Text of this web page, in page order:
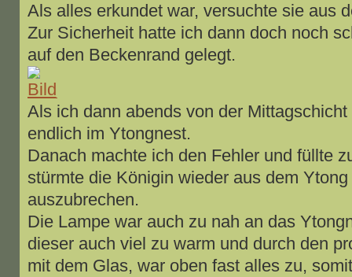
Als alles erkundet war, versuchte sie aus
Zur Sicherheit hatte ich dann doch noch
auf den Beckenrand gelegt.
Als ich dann abends von der
endlich im Ytongnest.
Danach machte ich den Fehler und füllte
stürmte die Königin wieder aus dem
auszubrechen.
Die Lampe war auch zu nah an das
dieser auch viel zu warm und durch den
mit dem Glas, war oben fast alles zu,